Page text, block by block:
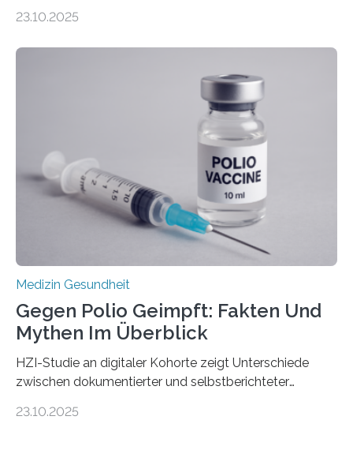
Betroffenen können mit heutigen Methoden geheilt
Dringend benötigt werden zielgerichtete Therapien, die
nur Tumorschwachstellen angreifen und normales
Gewebe verschonen. Forschende um Daniel Merk vom
Hertie-Institut für klinische Hirnforschung am
Universitätsklinikum Tübingen haben eine solche
Schwachstelle im Erbgut einer Untergruppe des
Medulloblastoms gefunden. Die Wilhelm Sander-
Stiftung unterstützte das Projekt…
23.10.2025
Medizin Gesundheit
Gegen Polio Geimpft: Fakten Und
Mythen Im Überblick
HZI-Studie an digitaler Kohorte zeigt Unterschiede
zwischen dokumentierter und selbstberichteter
Kinderlähmung, ist eine ansteckende Krankheit, die
23.10.2025